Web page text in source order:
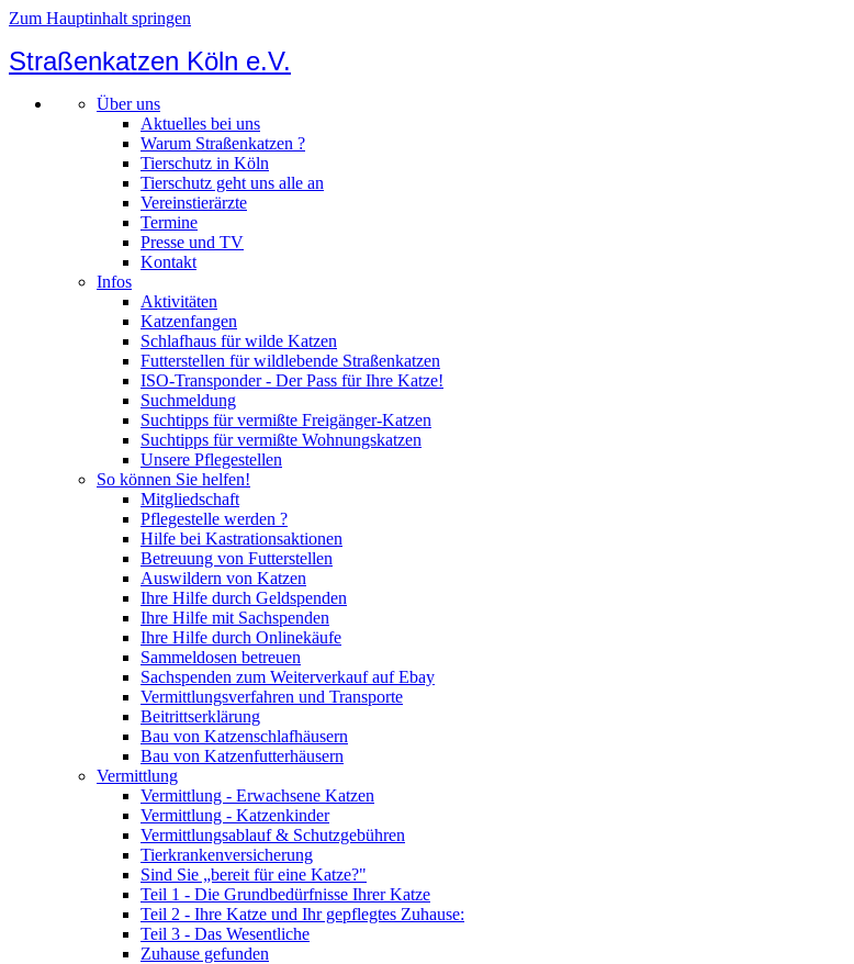
Zum Hauptinhalt springen
Straßenkatzen Köln e.V.
Über uns
Aktuelles bei uns
Warum Straßenkatzen ?
Tierschutz in Köln
Tierschutz geht uns alle an
Vereinstierärzte
Termine
Presse und TV
Kontakt
Infos
Aktivitäten
Katzenfangen
Schlafhaus für wilde Katzen
Futterstellen für wildlebende Straßenkatzen
ISO-Transponder - Der Pass für Ihre Katze!
Suchmeldung
Suchtipps für vermißte Freigänger-Katzen
Suchtipps für vermißte Wohnungskatzen
Unsere Pflegestellen
So können Sie helfen!
Mitgliedschaft
Pflegestelle werden ?
Hilfe bei Kastrationsaktionen
Betreuung von Futterstellen
Auswildern von Katzen
Ihre Hilfe durch Geldspenden
Ihre Hilfe mit Sachspenden
Ihre Hilfe durch Onlinekäufe
Sammeldosen betreuen
Sachspenden zum Weiterverkauf auf Ebay
Vermittlungsverfahren und Transporte
Beitrittserklärung
Bau von Katzenschlafhäusern
Bau von Katzenfutterhäusern
Vermittlung
Vermittlung - Erwachsene Katzen
Vermittlung - Katzenkinder
Vermittlungsablauf & Schutzgebühren
Tierkrankenversicherung
Sind Sie „bereit für eine Katze?"
Teil 1 - Die Grundbedürfnisse Ihrer Katze
Teil 2 - Ihre Katze und Ihr gepflegtes Zuhause:
Teil 3 - Das Wesentliche
Zuhause gefunden